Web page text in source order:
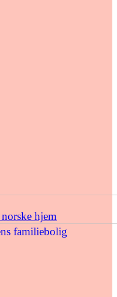
hjem